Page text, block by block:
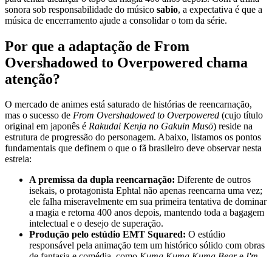
sonora sob responsabilidade do músico sabio, a expectativa é que a
música de encerramento ajude a consolidar o tom da série.
Por que a adaptação de From
Overshadowed to Overpowered chama
atenção?
O mercado de animes está saturado de histórias de reencarnação,
mas o sucesso de From Overshadowed to Overpowered (cujo título
original em japonês é Rakudai Kenja no Gakuin Musō) reside na
estrutura de progressão do personagem. Abaixo, listamos os pontos
fundamentais que definem o que o fã brasileiro deve observar nesta
estreia:
A premissa da dupla reencarnação: Diferente de outros
isekais, o protagonista Ephtal não apenas reencarna uma vez;
ele falha miseravelmente em sua primeira tentativa de dominar
a magia e retorna 400 anos depois, mantendo toda a bagagem
intelectual e o desejo de superação.
Produção pelo estúdio EMT Squared: O estúdio
responsável pela animação tem um histórico sólido com obras